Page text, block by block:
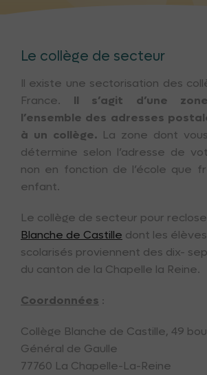
Le collège de secteur
Il existe une sectorisation des
France. Il s’agit d’une
l’ensemble des adresses
à un collège. La zone dont
détermine selon l’adresse de
non en fonction de l’école que
enfant.
Le collège de secteur pour
Blanche de Castille dont les
scolarisés proviennent des dix-
du canton de la Chapelle la Reine.
Coordonnées :
Collège Blanche de Castille, 49
Général de Gaulle
77760 La Chapelle-La-Reine